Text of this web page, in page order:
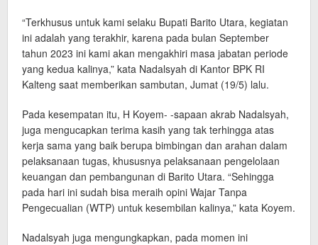
“Terkhusus untuk kami selaku Bupati Barito Utara, kegiatan
ini adalah yang terakhir, karena pada bulan September
tahun 2023 ini kami akan mengakhiri masa jabatan periode
yang kedua kalinya,” kata Nadalsyah di Kantor BPK RI
Kalteng saat memberikan sambutan, Jumat (19/5) lalu.
Pada kesempatan itu, H Koyem- -sapaan akrab Nadalsyah,
juga mengucapkan terima kasih yang tak terhingga atas
kerja sama yang baik berupa bimbingan dan arahan dalam
pelaksanaan tugas, khususnya pelaksanaan pengelolaan
keuangan dan pembangunan di Barito Utara. “Sehingga
pada hari ini sudah bisa meraih opini Wajar Tanpa
Pengecualian (WTP) untuk kesembilan kalinya,” kata Koyem.
Nadalsyah juga mengungkapkan, pada momen ini